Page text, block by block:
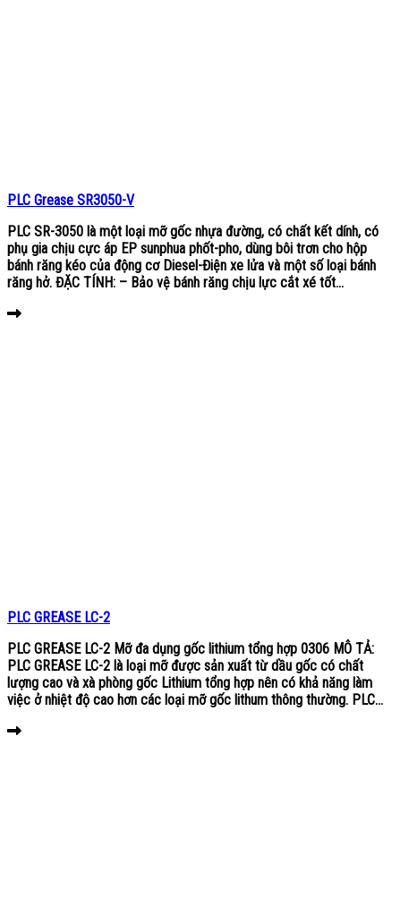
PLC Grease SR3050-V
PLC SR-3050 là một loại mỡ gốc nhựa đường, có chất kết dính, có
phụ gia chịu cực áp EP sunphua phốt-pho, dùng bôi trơn cho hộp
bánh răng kéo của động cơ Diesel-Điện xe lửa và một số loại bánh
răng hở. ĐẶC TÍNH: – Bảo vệ bánh răng chịu lực cắt xé tốt...
PLC GREASE LC-2
PLC GREASE LC-2 Mỡ đa dụng gốc lithium tổng hợp 0306 MÔ TẢ:
PLC GREASE LC-2 là loại mỡ được sản xuất từ dầu gốc có chất
lượng cao và xà phòng gốc Lithium tổng hợp nên có khả năng làm
việc ở nhiệt độ cao hơn các loại mỡ gốc lithum thông thường. PLC...